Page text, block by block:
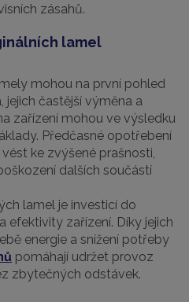
zásahů.
lamel
mohou na první pohled
jejich častější výměna a
zařízení mohou ve výsledku
Předčasné opotřebení
ke zvýšené prašnosti,
dalších součástí
lamel je investicí do
efektivity zařízení. Díky jejich
energie a snížení potřeby
pomáhají udržet provoz
zbytečných odstávek.